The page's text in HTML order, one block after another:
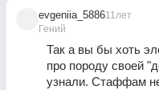
evgeniia_5886
Гений
11лет
Так а вы бы хоть
про породу своей
узнали. Стаффам